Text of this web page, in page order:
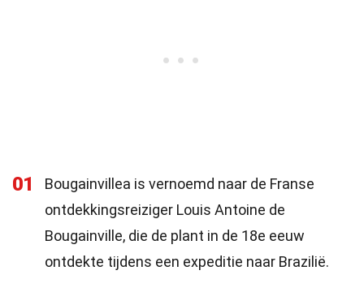
01
Bougainvillea is vernoemd naar de Franse
ontdekkingsreiziger Louis Antoine de
Bougainville, die de plant in de 18e eeuw
ontdekte tijdens een expeditie naar Brazilië.